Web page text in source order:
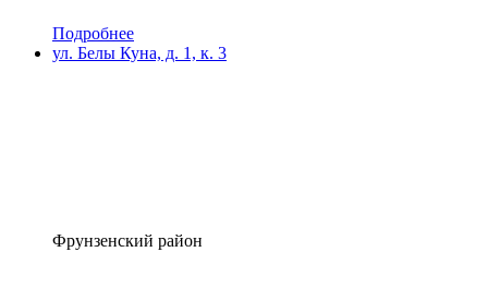
Подробнее
ул. Белы Куна, д. 1, к. 3
Фрунзенский район